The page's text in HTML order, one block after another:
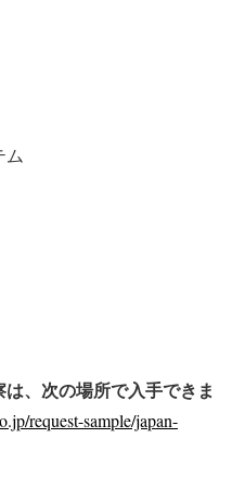
ム
、次の場所で入手できま
request-sample/japan-